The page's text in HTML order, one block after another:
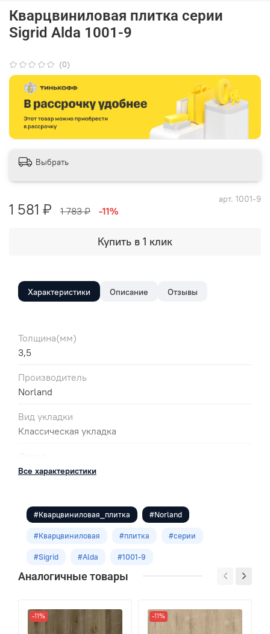
(0)
арт. 1001-9
Кварцвиниловая плитка серии
Sigrid Alda 1001-9
1 581 ₽ 1 783 ₽ -11%
Купить в 1 клик
Выбрать
Характеристики Описание Отзывы
Толщина(мм)
3,5
Производитель
Norland
Вид укладки
Классическая укладка
микро
Серый
Класс
Укладка
Размеры
1220х183х3.5мм
Все характеристики
#Кварцвиниловая_плитка #Norland
#Кварцвиниловая #плитка #серии
#Sigrid #Alda #1001-9
Аналогичные товары
-11% -11%